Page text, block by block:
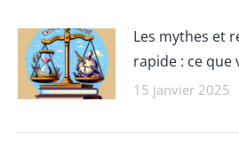
Les mythes et
rapide : ce que
15 janvier 2025